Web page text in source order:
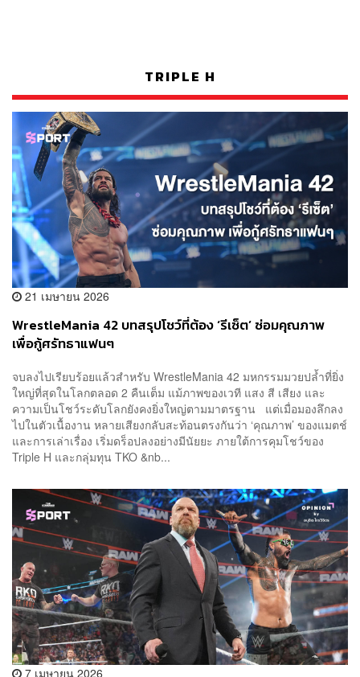
TRIPLE H
21 เมษายน 2026
WrestleMania 42 บทสรุปโชว์ที่ต้อง ‘รีเซ็ต’ ซ่อมคุณภาพ
เพื่อกู้ศรัทธาแฟนๆ
จบลงไปเรียบร้อยแล้วสำหรับ WrestleMania 42 มหกรรมมวยปล้ำที่ยิ่ง
ใหญ่ที่สุดในโลกตลอด 2 คืนเต็ม แม้ภาพของเวที แสง สี เสียง และ
ความเป็นโชว์ระดับโลกยังคงยิ่งใหญ่ตามมาตรฐาน แต่เมื่อมองลึกลง
ไปในตัวเนื้องาน หลายเสียงกลับสะท้อนตรงกันว่า ‘คุณภาพ’ ของแมตช์
และการเล่าเรื่อง เริ่มดร็อปลงอย่างมีนัยยะ ภายใต้การคุมโชว์ของ
Triple H และกลุ่มทุน TKO &nb...
7 เมษายน 2026